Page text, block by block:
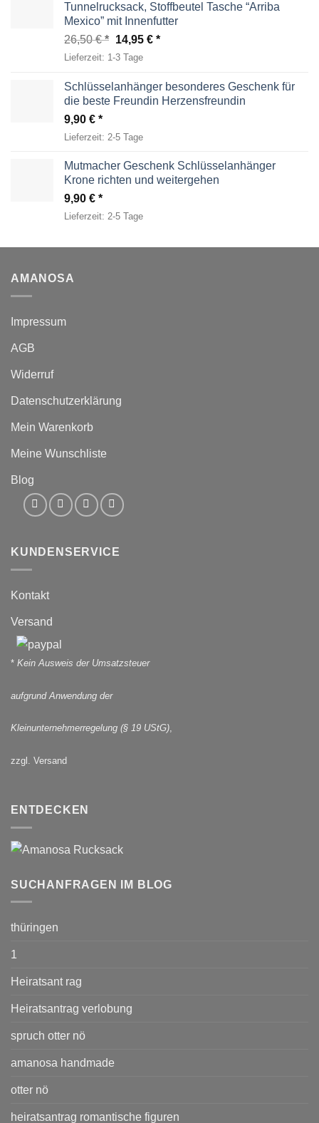
Tunnelrucksack, Stoffbeutel Tasche “Arriba
Mexico” mit Innenfutter
26,50€
Ursprünglicher
Preis
26,50 €
14,95 € Aktueller
14,95 €.
Lieferzeit: 1-3 Tage
Schlüsselanhänger besonderes Geschenk für
die beste Freundin Herzensfreundin
9,90 €
Lieferzeit: 2-5 Tage
Mutmacher Geschenk Schlüsselanhänger
Krone richten und weitergehen
9,90 €
Lieferzeit: 2-5 Tage
AMANOSA
Impressum
AGB
Widerruf
Datenschutzerklärung
Mein Warenkorb
Meine Wunschliste
Blog
KUNDENSERVICE
Kontakt
Versand
* Kein Ausweis der Umsatzsteuer
aufgrund Anwendung der
Kleinunternehmerregelung (§ 19 UStG),
zzgl. Versand
ENTDECKEN
SUCHANFRAGEN IM BLOG
thüringen
1
Heiratsant rag
Heiratsantrag verlobung
spruch otter nö
amanosa handmade
otter nö
heiratsantrag romantische figuren